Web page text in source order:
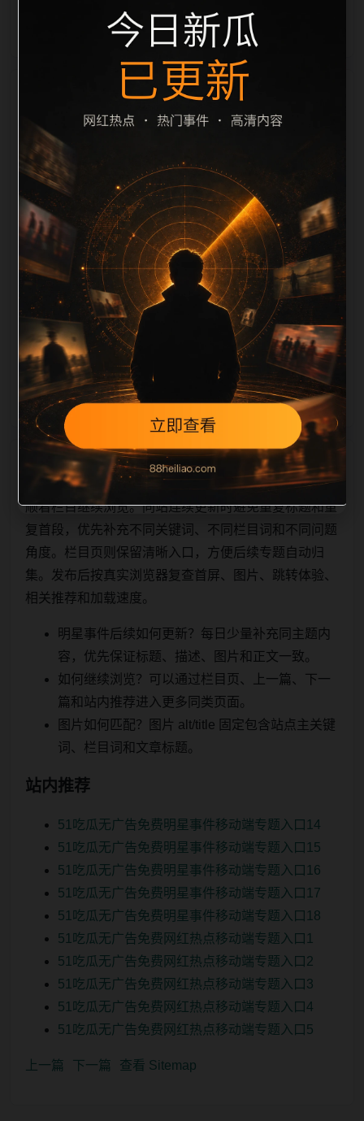
栏目内容归集
间识别一致主题。后续每日采集时，建议继续执行远程
图片本地化、坏图默认图兜底、标题去重和 description
长度过滤。如果同一主题下有多个相近页面，应通过不
同角度补充事件背景、访问场景、相关问题或专题入
口，降低站群页面之间的重复感。页面底部保留同类推
荐、上一篇下一篇和 sitemap 入口，保证重要页面点击
深度尽量控制在三次以内。正文维护时可按用户搜索路
径补充三类信息：入口是否稳定、同栏目还有哪些可继
续阅读、移动端打开时图片和摘要是否一致。每次新增
内容后同步检查标题、description、canonical、主题
图、alt、title和推荐链接，确保页面既能被搜索引擎理
解，也能让真实用户
相关问题与推荐
顺着栏目继续浏览。同站连续更新时避免重复标题和重
复首段，优先补充不同关键词、不同栏目词和不同问题
角度。栏目页则保留清晰入口，方便后续专题自动归
集。发布后按真实浏览器复查首屏、图片、跳转体验、
相关推荐和加载速度。
明星事件后续如何更新？每日少量补充同主题内
容，优先保证标题、描述、图片和正文一致。
如何继续浏览？可以通过栏目页、上一篇、下一
篇和站内推荐进入更多同类页面。
图片如何匹配？图片 alt/title 固定包含站点主关键
词、栏目词和文章标题。
站内推荐
51吃瓜无广告免费明星事件移动端专题入口14
51吃瓜无广告免费明星事件移动端专题入口15
51吃瓜无广告免费明星事件移动端专题入口16
51吃瓜无广告免费明星事件移动端专题入口17
51吃瓜无广告免费明星事件移动端专题入口18
51吃瓜无广告免费网红热点移动端专题入口1
51吃瓜无广告免费网红热点移动端专题入口2
51吃瓜无广告免费网红热点移动端专题入口3
51吃瓜无广告免费网红热点移动端专题入口4
51吃瓜无广告免费网红热点移动端专题入口5
上一篇 下一篇 查看 Sitemap